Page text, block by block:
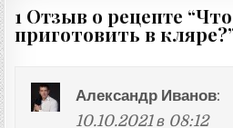
1 Отзыв о рецепте “
приготовить в кляре?
Александр Иванов:
10.10.2021 в 08:12